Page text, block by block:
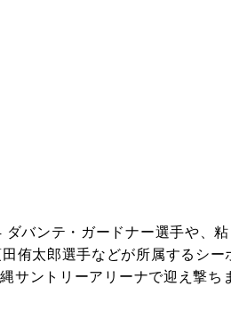
ダバンテ・ガードナー選手や、
侑太郎選手などが所属するシー
サントリーアリーナで迎え撃ち